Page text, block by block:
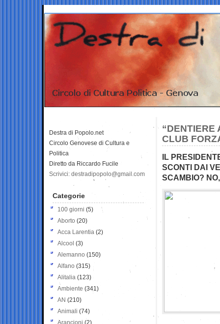
“DENTIERE
CLUB
IL
SCONTI DAI
SCAMBIO?
Destra di Popolo.net
Circolo Genovese di Cultura e
Politica
Diretto da Riccardo Fucile
Scrivici: destradipopolo@gmail.com
Categorie
100 giorni (5)
Aborto (20)
Acca Larentia (2)
Alcool (3)
Alemanno (150)
Alfano (315)
Alitalia (123)
Ambiente (341)
AN (210)
Animali (74)
Arancioni (2)